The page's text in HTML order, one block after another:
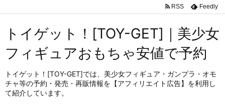
トイゲット！[TOY-GET]｜美少女
フィギュアおもちゃ安値で予約
トイゲット！[TOY-GET]では、美少女フィギュア・ガンプラ・オモ
チャ等の予約・発売・再販情報を【アフィリエイト広告】を利用し
て紹介しています。
RSS Feedly